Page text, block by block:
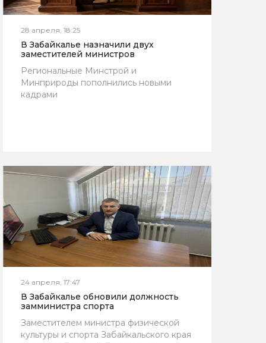
28 апреля, 18:25
В Забайкалье назначили двух
заместителей министров
Региональные Минстрой и
Минприроды пополнились новыми
кадрами
24 апреля, 17:47
В Забайкалье обновили должность
замминистра спорта
Заместителем министра физической
культуры и спорта Забайкальского края